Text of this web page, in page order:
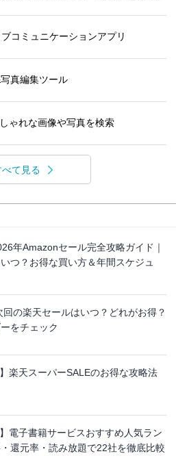
コミュニケーションアプリ
真編集ツール
ゃれな画像や写真を検索
べて見る
年Amazonセール完全攻略ガイド｜
つ？お得な買い方＆年間スケジュ
回の楽天セールはいつ？どれがお得？
をチェック
楽天スーパーSALEのお得な攻略法
電子書籍サービスおすすめ人気ラン
還元率・読み放題で22社を徹底比較